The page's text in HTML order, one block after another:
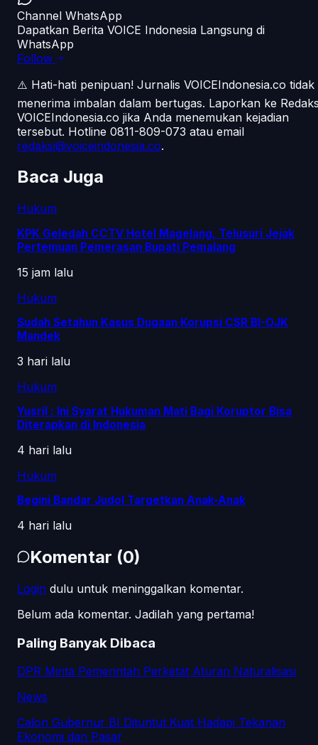
Channel WhatsApp
Dapatkan Berita VOICE Indonesia Langsung di
WhatsApp
Follow
⚠️ Hati-hati penipuan! Jurnalis VOICEIndonesia.co tidak
menerima imbalan dalam bertugas. Laporkan ke
VOICEIndonesia.co jika Anda menemukan kejadian
tersebut. Hotline 0811-809-073 atau email
redaksi@voiceindonesia.co.
Baca Juga
Hukum
KPK Geledah CCTV Hotel Magelang, Telusuri Jejak
Pertemuan Pemerasan Bupati Pemalang
15 jam lalu
Hukum
Sudah Setahun Kasus Dugaan Korupsi CSR BI-OJK
Mandek
3 hari lalu
Hukum
Yusril : Ini Syarat Hukuman Mati Bagi Koruptor Bisa
Diterapkan di Indonesia
4 hari lalu
Hukum
Begini Bandar Judol Targetkan Anak-Anak
4 hari lalu
Komentar (0)
Login dulu untuk meninggalkan komentar.
Belum ada komentar. Jadilah yang pertama!
Paling Banyak Dibaca
DPR Minta Pemerintah Perketat Aturan Naturalisasi
News
Calon Gubernur BI Dituntut Kuat Hadapi Tekanan
Ekonomi dan Pasar